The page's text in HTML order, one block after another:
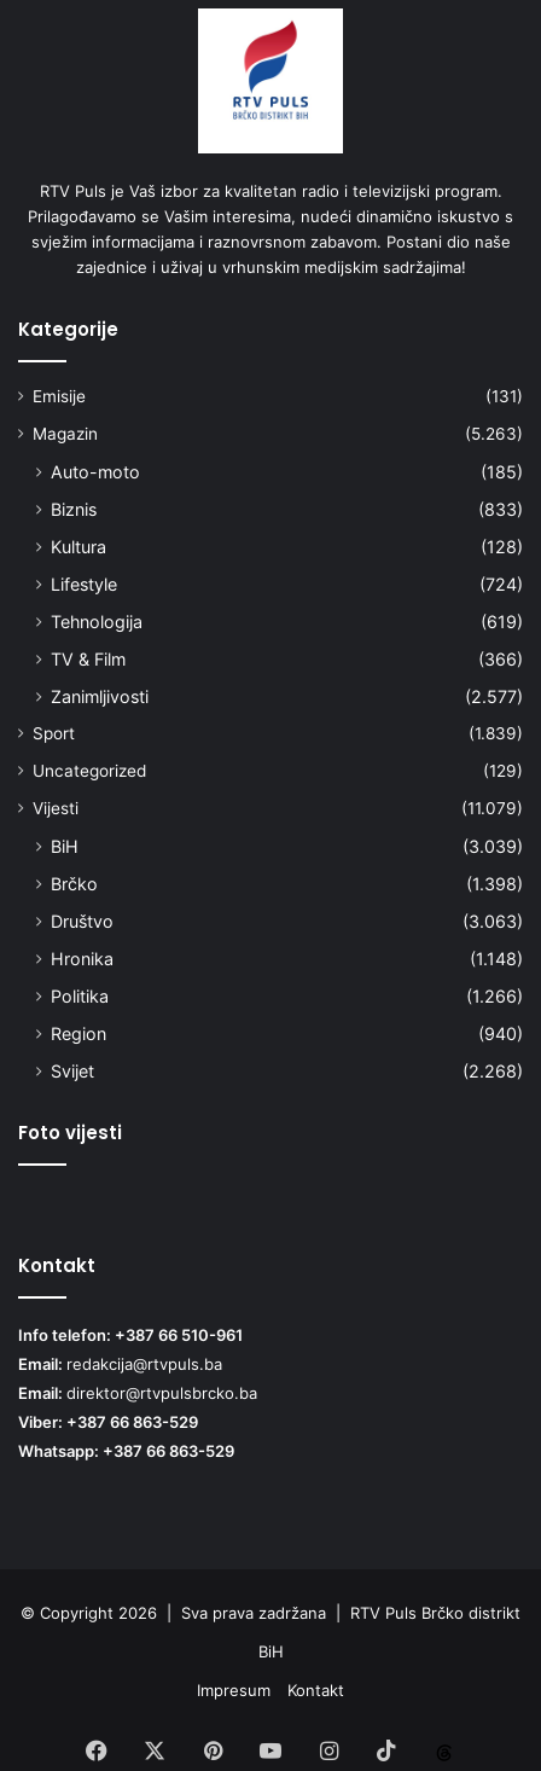
RTV Puls je Vaš izbor za kvalitetan radio i televizijski program.
Prilagođavamo se Vašim interesima, nudeći dinamično iskustvo s
svježim informacijama i raznovrsnom zabavom. Postani dio naše
zajednice i uživaj u vrhunskim medijskim sadržajima!
Kategorije
Emisije
(131)
Magazin
(5.263)
Auto-moto
(185)
Biznis
(833)
Kultura
(128)
Lifestyle
(724)
Tehnologija
(619)
TV & Film
(366)
Zanimljivosti
(2.577)
Sport
(1.839)
Uncategorized
(129)
Vijesti
(11.079)
BiH
(3.039)
Brčko
(1.398)
Društvo
(3.063)
Hronika
(1.148)
Politika
(1.266)
Region
(940)
Svijet
(2.268)
Foto vijesti
Kontakt
Info telefon: +387 66 510-961
Email: redakcija@rtvpuls.ba
Email: direktor@rtvpulsbrcko.ba
Viber: +387 66 863-529
Whatsapp: +387 66 863-529
© Copyright 2026 | Sva prava zadržana | RTV Puls Brčko distrikt
BiH
Impresum
Kontakt
Facebook PinterestYouTubeInstagram
TikTok